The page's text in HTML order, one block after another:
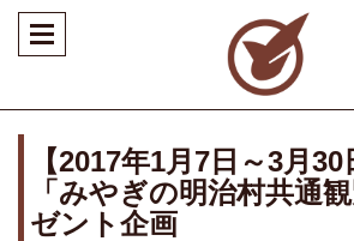
【2017年1月7日～3月
「みやぎの明治村共通
ゼント企画